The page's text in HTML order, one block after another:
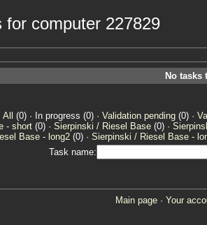
for computer 227829
No tasks
All (0) · In progress (0) · Validation pending (0) ·
- short(0) · Sierpinski / Riesel Base(0) ·
Base - long2(0) · Sierpinski / Riesel Base -
Task name:
Main page · Your